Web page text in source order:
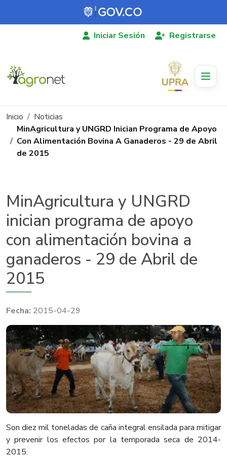
Pasar al contenido principal
Iniciar Sesión Registrarse
Ruta de navegación
Inicio
Noticias
MinAgricultura y UNGRD Inician Programa de Apoyo
Con Alimentación Bovina A Ganaderos - 29 de Abril
de 2015
MinAgricultura y UNGRD
inician programa de apoyo
con alimentación bovina a
ganaderos - 29 de Abril de
2015
2015-04-29
​Son diez mil toneladas de caña integral ensilada para mitigar
y prevenir los efectos por la temporada seca de 2014-
2015.